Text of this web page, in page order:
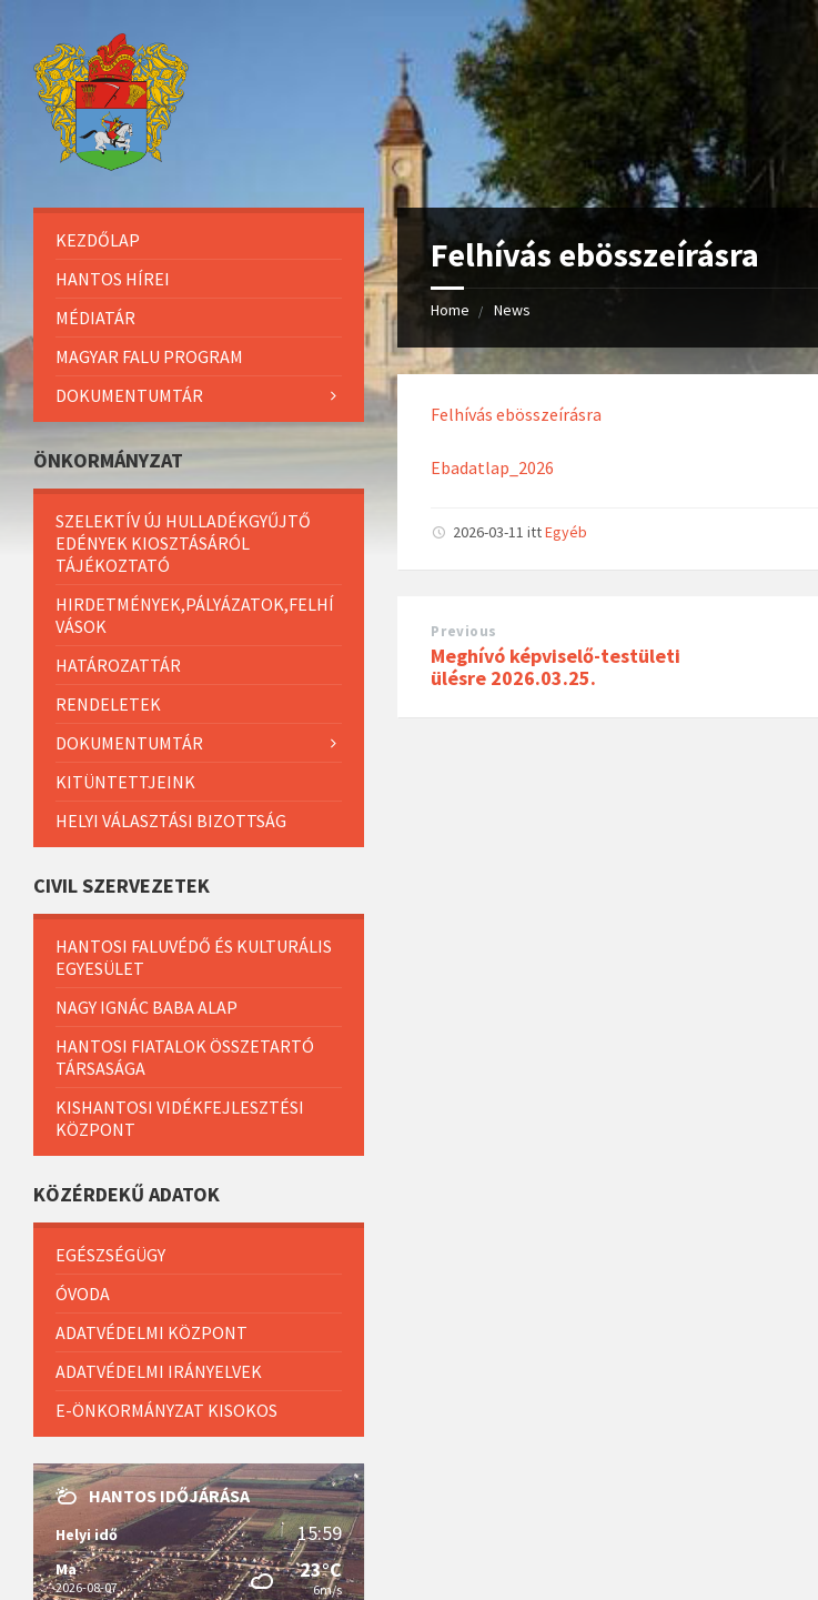
Felhívás ebösszeírásra
Home News
Felhívás ebösszeírásra
Ebadatlap_2026
2026-03-11ittEgyéb
Previous
Meghívó képviselő-testületi
ülésre 2026.03.25.
KEZDŐLAP
HANTOS HÍREI
MÉDIATÁR
MAGYAR FALU PROGRAM
DOKUMENTUMTÁR
ÖNKORMÁNYZAT
SZELEKTÍV ÚJ HULLADÉKGYŰJTŐ
EDÉNYEK KIOSZTÁSÁRÓL
TÁJÉKOZTATÓ
HIRDETMÉNYEK,PÁLYÁZATOK,FELHÍ
VÁSOK
HATÁROZATTÁR
RENDELETEK
DOKUMENTUMTÁR
KITÜNTETTJEINK
HELYI VÁLASZTÁSI BIZOTTSÁG
CIVIL SZERVEZETEK
HANTOSI FALUVÉDŐ ÉS KULTURÁLIS
EGYESÜLET
NAGY IGNÁC BABA ALAP
HANTOSI FIATALOK ÖSSZETARTÓ
TÁRSASÁGA
KISHANTOSI VIDÉKFEJLESZTÉSI
KÖZPONT
KÖZÉRDEKŰ ADATOK
EGÉSZSÉGÜGY
ÓVODA
ADATVÉDELMI KÖZPONT
ADATVÉDELMI IRÁNYELVEK
E-ÖNKORMÁNYZAT KISOKOS
HANTOS IDŐJÁRÁSA
Helyi idő 15:59
Ma
2026-08-07
23°C
6m/s